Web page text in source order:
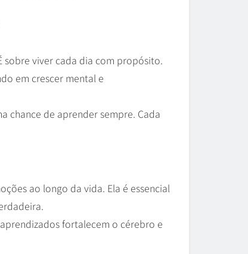
sobre viver cada dia com propósito.
em crescer mental e
chance de aprender sempre. Cada
ao longo da vida. Ela é essencial
fortalecem o cérebro e